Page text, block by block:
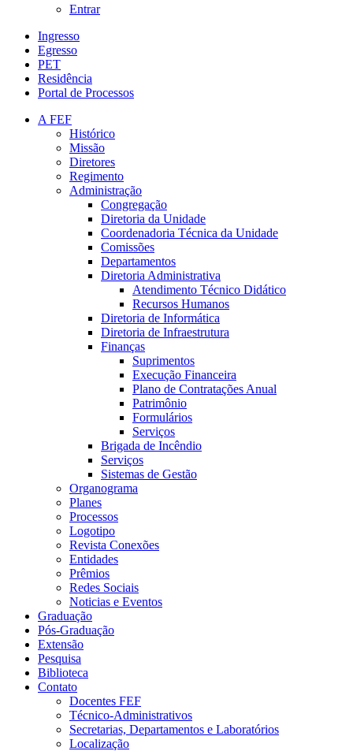
Entrar
Ingresso
Egresso
PET
Residência
Portal de Processos
A FEF
Histórico
Missão
Diretores
Regimento
Administração
Congregação
Diretoria da Unidade
Coordenadoria Técnica da Unidade
Comissões
Departamentos
Diretoria Administrativa
Atendimento Técnico Didático
Recursos Humanos
Diretoria de Informática
Diretoria de Infraestrutura
Finanças
Suprimentos
Execução Financeira
Plano de Contratações Anual
Patrimônio
Formulários
Serviços
Brigada de Incêndio
Serviços
Sistemas de Gestão
Organograma
Planes
Processos
Logotipo
Revista Conexões
Entidades
Prêmios
Redes Sociais
Noticias e Eventos
Graduação
Pós-Graduação
Extensão
Pesquisa
Biblioteca
Contato
Docentes FEF
Técnico-Administrativos
Secretarias, Departamentos e Laboratórios
Localização